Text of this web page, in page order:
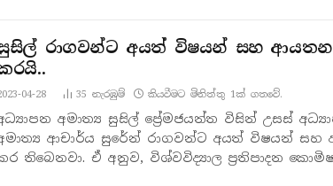
රාගවන්ට අයත් විෂයන් සහ ආයතන
04-28 35නැරඹු​ම් කියවීමට මිනිත්තු 1ක් ගතවේ.
අමාත්‍ය සුසිල් ප්‍රේමජයන්ත විසින් උසස්
ආචාර්ය සුරේන් රාගවන්ට අයත් විෂයන් සහ
තිබෙනවා. ඒ අනුව, විශ්වවිද්‍යාල ප්‍රතිපාදන